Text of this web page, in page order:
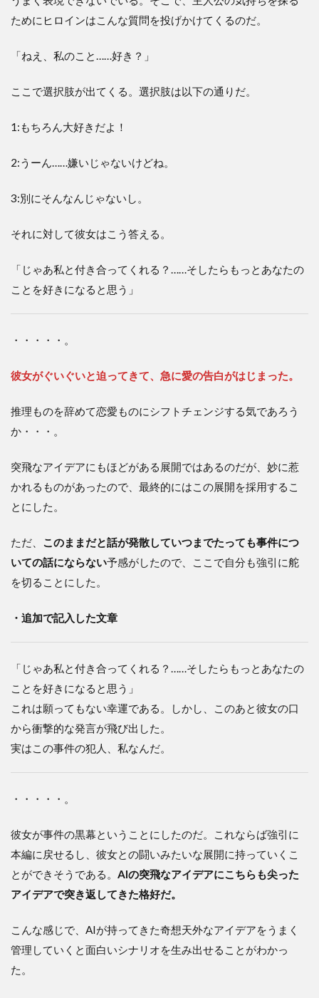
ためにヒロインはこんな質問を投げかけてくるのだ。
「ねえ、私のこと……好き？」
ここで選択肢が出てくる。選択肢は以下の通りだ。
1:もちろん大好きだよ！
2:うーん……嫌いじゃないけどね。
3:別にそんなんじゃないし。
それに対して彼女はこう答える。
「じゃあ私と付き合ってくれる？……そしたらもっとあなたの
ことを好きになると思う」
・・・・・。
彼女がぐいぐいと迫ってきて、急に愛の告白がはじまった。
推理ものを辞めて恋愛ものにシフトチェンジする気であろう
か・・・。
突飛なアイデアにもほどがある展開ではあるのだが、妙に惹
かれるものがあったので、最終的にはこの展開を採用するこ
とにした。
ただ、 このままだと話が発散していつまでたっても事件につ
いての話にならない予感がしたので、ここで自分も強引に舵
を切ることにした。
・追加で記入した文章
「じゃあ私と付き合ってくれる？……そしたらもっとあなたの
ことを好きになると思う」
これは願ってもない幸運である。しかし、このあと彼女の口
から衝撃的な発言が飛び出した。
実はこの事件の犯人、私なんだ。
・・・・・。
彼女が事件の黒幕ということにしたのだ。これならば強引に
本編に戻せるし、彼女との闘いみたいな展開に持っていくこ
とができそうである。 AIの突飛なアイデアにこちらも尖った
アイデアで突き返してきた格好だ。
こんな感じで、AIが持ってきた奇想天外なアイデアをうまく
管理していくと面白いシナリオを生み出せることがわかっ
た。